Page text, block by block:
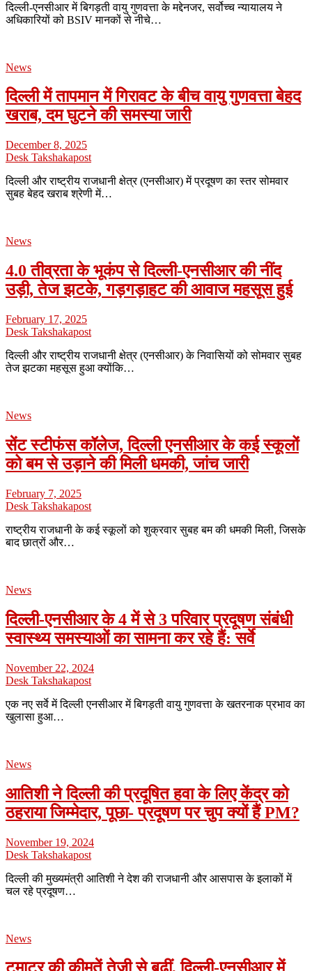
दिल्ली-एनसीआर में बिगड़ती वायु गुणवत्ता के मद्देनजर, सर्वोच्च न्यायालय ने
अधिकारियों को BSIV मानकों से नीचे…
News
दिल्ली में तापमान में गिरावट के बीच वायु गुणवत्ता बेहद
खराब, दम घुटने की समस्या जारी
December 8, 2025
Desk Takshakapost
दिल्ली और राष्ट्रीय राजधानी क्षेत्र (एनसीआर) में प्रदूषण का स्तर सोमवार
सुबह बेहद खराब श्रेणी में…
News
4.0 तीव्रता के भूकंप से दिल्ली-एनसीआर की नींद
उड़ी, तेज झटके, गड़गड़ाहट की आवाज महसूस हुई
February 17, 2025
Desk Takshakapost
दिल्ली और राष्ट्रीय राजधानी क्षेत्र (एनसीआर) के निवासियों को सोमवार सुबह
तेज झटका महसूस हुआ क्योंकि…
News
सेंट स्टीफंस कॉलेज, दिल्ली एनसीआर के कई स्कूलों
को बम से उड़ाने की मिली धमकी, जांच जारी
February 7, 2025
Desk Takshakapost
राष्ट्रीय राजधानी के कई स्कूलों को शुक्रवार सुबह बम की धमकी मिली, जिसके
बाद छात्रों और…
News
दिल्ली-एनसीआर के 4 में से 3 परिवार प्रदूषण संबंधी
स्वास्थ्य समस्याओं का सामना कर रहे हैं: सर्वे
November 22, 2024
Desk Takshakapost
एक नए सर्वे में दिल्ली एनसीआर में बिगड़ती वायु गुणवत्ता के खतरनाक प्रभाव का
खुलासा हुआ…
News
आतिशी ने दिल्ली की प्रदूषित हवा के लिए केंद्र को
ठहराया जिम्मेदार, पूछा- प्रदूषण पर चुप क्यों हैं PM?
November 19, 2024
Desk Takshakapost
दिल्ली की मुख्यमंत्री आतिशी ने देश की राजधानी और आसपास के इलाकों में
चल रहे प्रदूषण…
News